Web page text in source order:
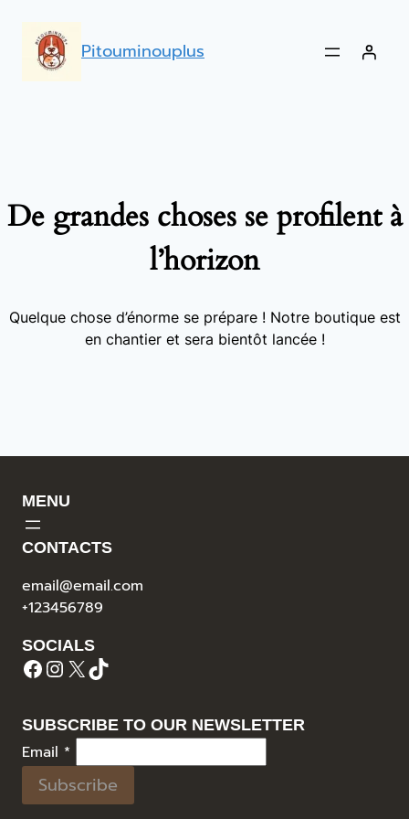
Pitouminouplus
De grandes choses se profilent à
l’horizon
Quelque chose d’énorme se prépare ! Notre boutique est
en chantier et sera bientôt lancée !
MENU
CONTACTS
email@email.com
+123456789
SOCIALS
Facebook InstagramX TikTok
SUBSCRIBE TO OUR NEWSLETTER
Email *
Subscribe